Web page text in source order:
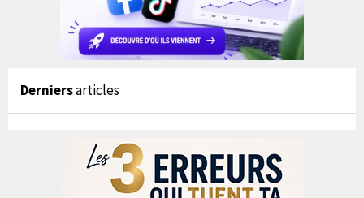
Derniersarticles